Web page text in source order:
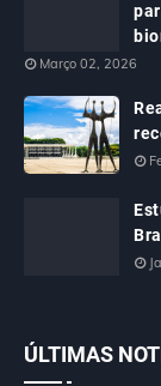
Março 02, 2026
ÚLTIMAS